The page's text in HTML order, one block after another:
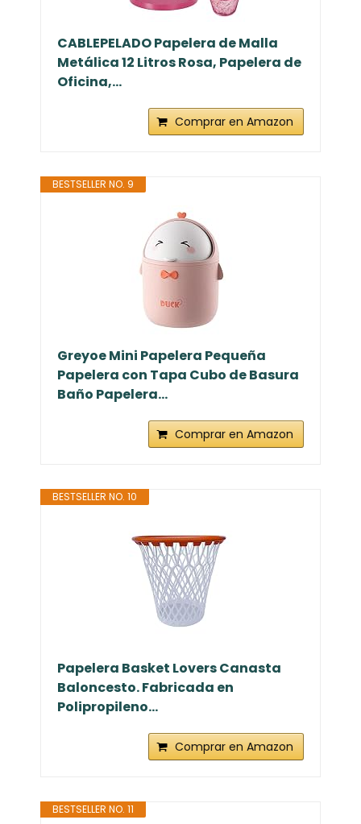
CABLEPELADO Papelera de Malla
Metálica 12 Litros Rosa, Papelera de
Oficina,...
Comprar en Amazon
BESTSELLER NO. 9
Greyoe Mini Papelera Pequeña
Papelera con Tapa Cubo de Basura
Baño Papelera...
Comprar en Amazon
BESTSELLER NO. 10
Papelera Basket Lovers Canasta
Baloncesto. Fabricada en
Polipropileno...
Comprar en Amazon
BESTSELLER NO. 11